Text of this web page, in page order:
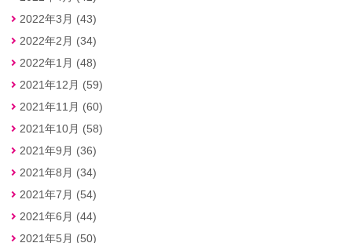
2022年3月 (43)
2022年2月 (34)
2022年1月 (48)
2021年12月 (59)
2021年11月 (60)
2021年10月 (58)
2021年9月 (36)
2021年8月 (34)
2021年7月 (54)
2021年6月 (44)
2021年5月 (50)